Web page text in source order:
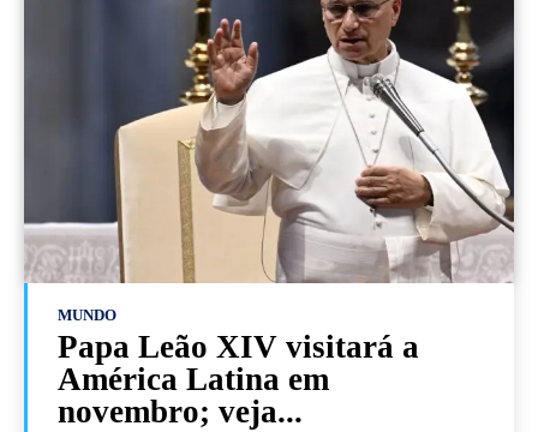
MUNDO
Papa Leão XIV visitará a
América Latina em
novembro; veja...